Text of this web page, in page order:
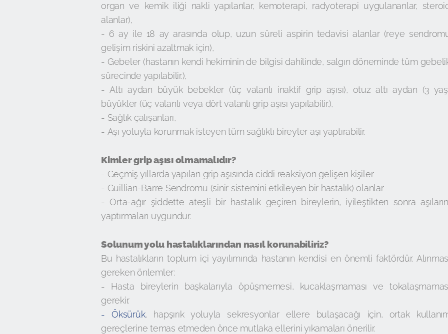
organ ve kemik iliği nakli yapılanlar, kemoterapi, radyoterapi uygulananlar,
alanlar),
- 6 ay ile 18 ay arasında olup, uzun süreli aspirin tedavisi alanlar (reye
gelişim riskini azaltmak için),
- Gebeler (hastanın kendi hekiminin de bilgisi dahilinde, salgın döneminde tüm
sürecinde yapılabilir.),
- Altı aydan büyük bebekler (üç valanlı inaktif grip aşısı), otuz altı aydan (3
büyükler (üç valanlı veya dört valanlı grip aşısı yapılabilir.),
- Sağlık çalışanları,
- Aşı yoluyla korunmak isteyen tüm sağlıklı bireyler aşı yaptırabilir.
Kimler grip aşısı olmamalıdır?
- Geçmiş yıllarda yapılan grip aşısında ciddi reaksiyon gelişen kişiler
- Guillian-Barre Sendromu (sinir sistemini etkileyen bir hastalık) olanlar
- Orta-ağır şiddette ateşli bir hastalık geçiren bireylerin, iyileştikten sonra
yaptırmaları uygundur.
Solunum yolu hastalıklarından nasıl korunabiliriz?
Bu hastalıkların toplum içi yayılımında hastanın kendisi en önemli faktördür.
gereken önlemler:
- Hasta bireylerin başkalarıyla öpüşmemesi, kucaklaşmaması ve
gerekir.
- Öksürük, hapşırık yoluyla sekresyonlar ellere bulaşacağı için, ortak
gereçlerine temas etmeden önce mutlaka ellerini yıkamaları önerilir.